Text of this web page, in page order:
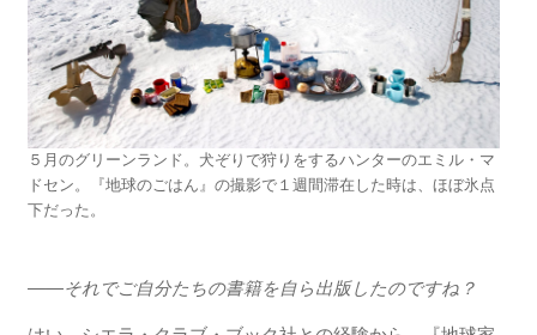
５月のグリーンランド。犬ぞりで狩りをするハンターのエミル・マ
ドセン。『地球のごはん』の撮影で１週間滞在した時は、ほぼ氷点
下だった。
――それでご自分たちの書籍を自ら出版したのですね？